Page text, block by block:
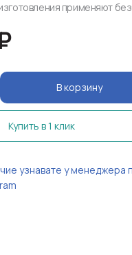
применяют
В корзину
Купить в 1 клик
узнавате у менеджера